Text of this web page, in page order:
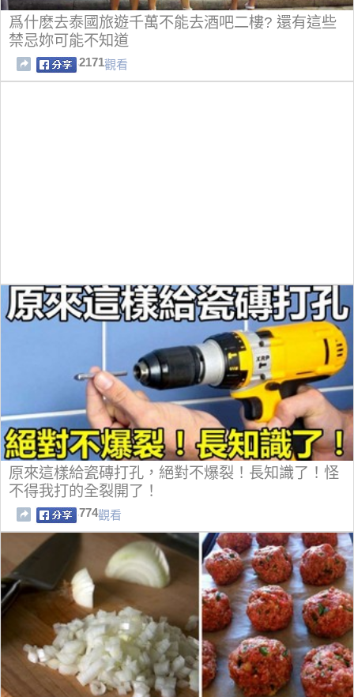
爲什麽去泰國旅遊千萬不能去酒吧二樓? 還有這些
禁忌妳可能不知道
2171觀看
原來這樣給瓷磚打孔，絕對不爆裂！長知識了！怪
不得我打的全裂開了！
774觀看